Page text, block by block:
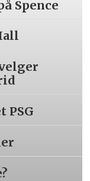
Spence
PSG